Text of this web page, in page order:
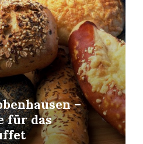
–
für das